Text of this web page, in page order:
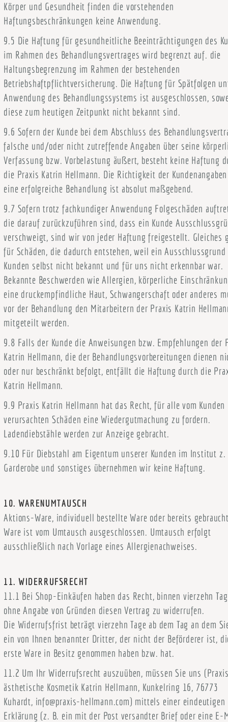
Körper und Gesundheit finden die vorstehenden
Haftungsbeschränkungen keine Anwendung.
9.5 Die Haftung für gesundheitliche Beeinträchtigungen des
im Rahmen des Behandlungsvertrages wird begrenzt auf. die
Haltungsbegrenzung im Rahmen der bestehenden
Betriebshaftpflichtversicherung. Die Haftung für Spätfolgen
Anwendung des Behandlungssystems ist ausgeschlossen,
diese zum heutigen Zeitpunkt nicht bekannt sind.
9.6 Sofern der Kunde bei dem Abschluss des
falsche und/oder nicht zutreffende Angaben über seine
Verfassung bzw. Vorbelastung äußert, besteht keine Haftung
die Praxis Katrin Hellmann. Die Richtigkeit der
eine erfolgreiche Behandlung ist absolut maßgebend.
9.7 Sofern trotz fachkundiger Anwendung Folgeschäden
die darauf zurückzuführen sind, dass ein Kunde
verschweigt, sind wir von jeder Haftung freigestellt. Gleiches
für Schäden, die dadurch entstehen, weil ein Ausschlussgrund
Kunden selbst nicht bekannt und für uns nicht erkennbar war.
Bekannte Beschwerden wie Allergien, körperliche
eine druckempfindliche Haut, Schwangerschaft oder anderes
vor der Behandlung den Mitarbeitern der Praxis Katrin
mitgeteilt werden.
9.8 Falls der Kunde die Anweisungen bzw. Empfehlungen der
Katrin Hellmann, die der Behandlungsvorbereitungen dienen
oder nur beschränkt befolgt, entfällt die Haftung durch die
Katrin Hellmann.
9.9 Praxis Katrin Hellmann hat das Recht, für alle vom Kunden
verursachten Schäden eine Wiedergutmachung zu fordern.
Ladendiebstähle werden zur Anzeige gebracht.
9.10 Für Diebstahl am Eigentum unserer Kunden im Institut z.
Garderobe und sonstiges übernehmen wir keine Haftung.
10. WARENUMTAUSCH
Aktions-Ware, individuell bestellte Ware oder bereits
Ware ist vom Umtausch ausgeschlossen. Umtausch erfolgt
ausschließlich nach Vorlage eines Allergienachweises.
11. WIDERRUFSRECHT
11.1 Bei Shop-Einkäufen haben das Recht, binnen vierzehn
ohne Angabe von Gründen diesen Vertrag zu widerrufen.
Die Widerrufsfrist beträgt vierzehn Tage ab dem Tag an dem
ein von Ihnen benannter Dritter, der nicht der Beförderer ist,
erste Ware in Besitz genommen haben bzw. hat.
11.2 Um Ihr Widerrufsrecht auszuüben, müssen Sie uns
ästhetische Kosmetik Katrin Hellmann, Kunkelring 16, 76773
Kuhardt, info@praxis-hellmann.com) mittels einer eindeutigen
Erklärung (z. B. ein mit der Post versandter Brief oder eine E-